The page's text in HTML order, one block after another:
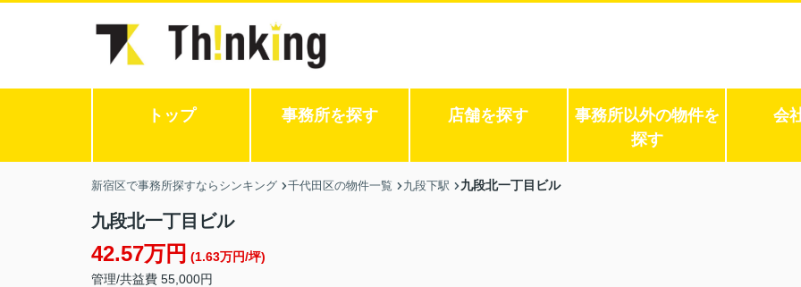
トップ 事務所を探す 店舗を探す
事務所以外の物件を
探す
会
新宿区で事務所探すならシンキング 千代田区の物件一覧 九段下駅 九段北一丁目ビル
九段北一丁目ビル
42.57万円 (1.63万円/坪)
管理/共益費 55,000円